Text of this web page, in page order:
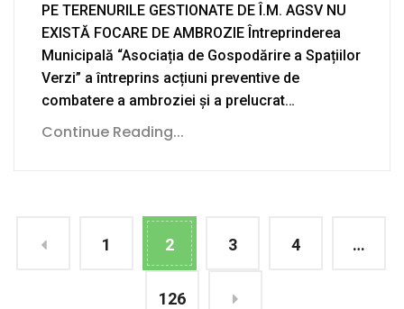
PE TERENURILE GESTIONATE DE Î.M. AGSV NU
EXISTĂ FOCARE DE AMBROZIE Întreprinderea
Municipală “Asociația de Gospodărire a Spațiilor
Verzi” a întreprins acțiuni preventive de
combatere a ambroziei și a prelucrat…
Continue Reading...
1 2 3 4 …
126